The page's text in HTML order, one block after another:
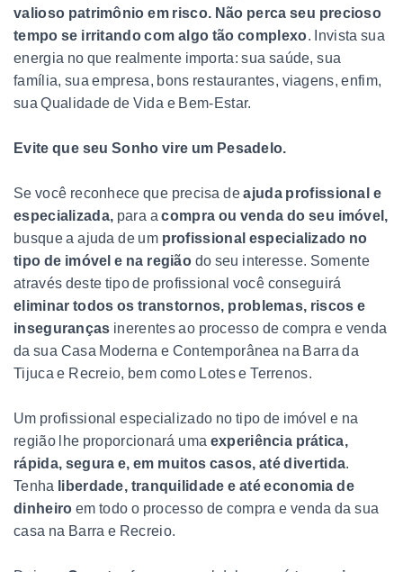
valioso patrimônio em risco. Não perca seu precioso
tempo se irritando com algo tão complexo. Invista sua
energia no que realmente importa: sua saúde, sua
família, sua empresa, bons restaurantes, viagens, enfim,
sua Qualidade de Vida e Bem-Estar.
Evite que seu Sonho vire um Pesadelo.
Se você reconhece que precisa deajuda profissional e
especializada, para acompra ou venda do seu imóvel,
busque a ajuda de um profissional especializado no
tipo de imóvel e na região do seu interesse. Somente
através deste tipo de profissional você conseguirá
eliminar todos os transtornos, problemas, riscos e
inseguranças inerentes ao processo de compra e venda
da sua Casa Moderna e Contemporânea na Barra da
Tijuca e Recreio, bem como Lotes e Terrenos.
Um profissional especializado no tipo de imóvel e na
região lhe proporcionará uma experiência prática,
rápida, segura e, em muitos casos, até divertida.
Tenha liberdade, tranquilidade e até economia de
dinheiro em todo o processo de compra e venda da sua
casa na Barra e Recreio.